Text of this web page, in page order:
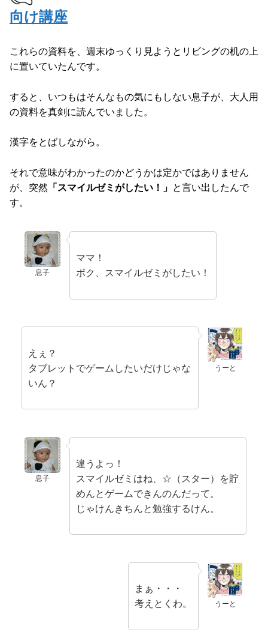
向け講座
これらの資料を、週末ゆっくり見ようとリビングの机の上
に置いていたんです。
すると、いつもはそんなもの気にもしない息子が、大人用
の資料を真剣に読んでいました。
漢字をとばしながら。
それで意味がわかったのかどうかは定かではありません
が、突然 「スマイルゼミがしたい！」 と言い出したんで
す。
息子
ママ！
ボク、スマイルゼミがしたい！
うーと
えぇ？
タブレットでゲームしたいだけじゃな
いん？
息子
違うよっ！
スマイルゼミはね、☆（スター）を貯
めんとゲームできんのんだって。
じゃけんきちんと勉強するけん。
うーと
まぁ・・・
考えとくわ。